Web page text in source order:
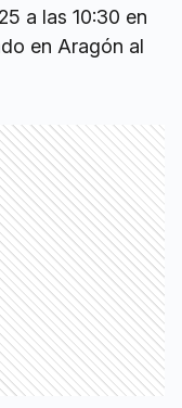
a las 10:30 en
en Aragón al